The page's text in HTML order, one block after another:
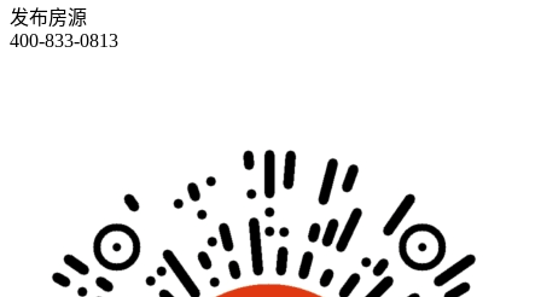
发布房源
400-833-0813